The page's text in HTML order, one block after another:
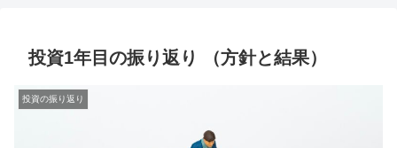
投資1年目の振り返り （方針と結果）
投資の振り返り